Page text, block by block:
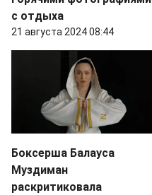
с отдыха
21 августа 2024 08:44
Боксерша Балауса
Муздиман
раскритиковала